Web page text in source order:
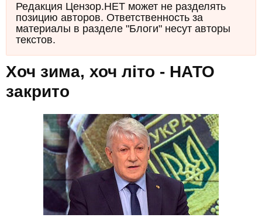
Редакция Цензор.НЕТ может не разделять
позицию авторов. Ответственность за
материалы в разделе "Блоги" несут авторы
текстов.
Хоч зима, хоч літо - НАТО
закрито